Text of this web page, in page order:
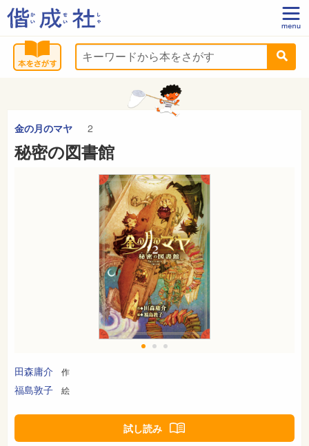
金の月のマヤ 2
秘密の図書館
田森庸介 作
福島敦子 絵
試し読み